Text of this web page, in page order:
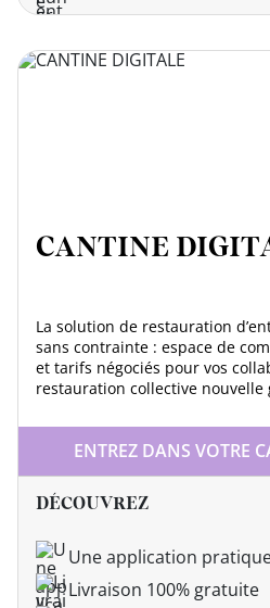
CANTINE
La solution de restauration
sans contrainte : espace de
et tarifs négociés pour vos
restauration collective nouvelle
ENTREZ DANS VOTRE
DÉCOUVREZ
Une application
Livraison 100% gratuite